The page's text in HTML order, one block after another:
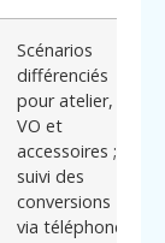
Scénarios
différenciés
pour atelier,
VO et
accessoires ;
suivi des
conversions
via téléphone